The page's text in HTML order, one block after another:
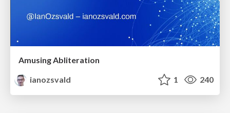
Amusing Abliteration
ianozsvald
1 240